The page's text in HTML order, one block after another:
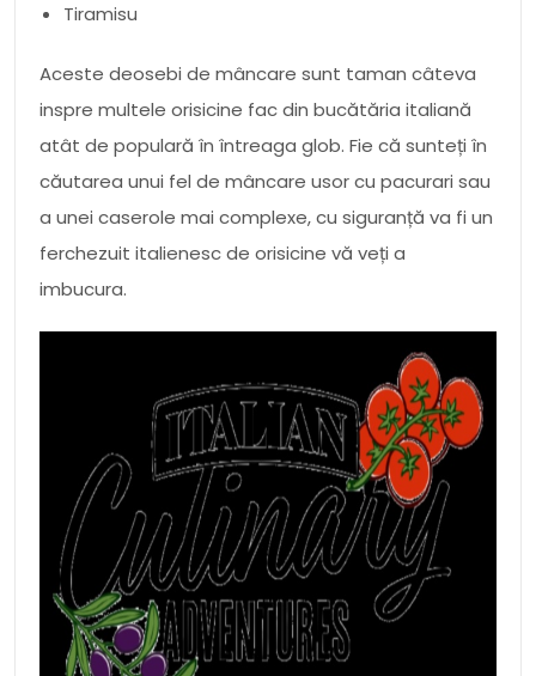
Tiramisu
Aceste deosebi de mâncare sunt taman câteva
inspre multele orisicine fac din bucătăria italiană
atât de populară în întreaga glob. Fie că sunteți în
căutarea unui fel de mâncare usor cu pacurari sau
a unei caserole mai complexe, cu siguranță va fi un
ferchezuit italienesc de orisicine vă veți a
imbucura.